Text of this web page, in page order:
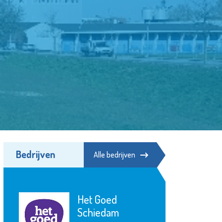
Bedrijven Alle bedrijven
Het Goed
Schiedam